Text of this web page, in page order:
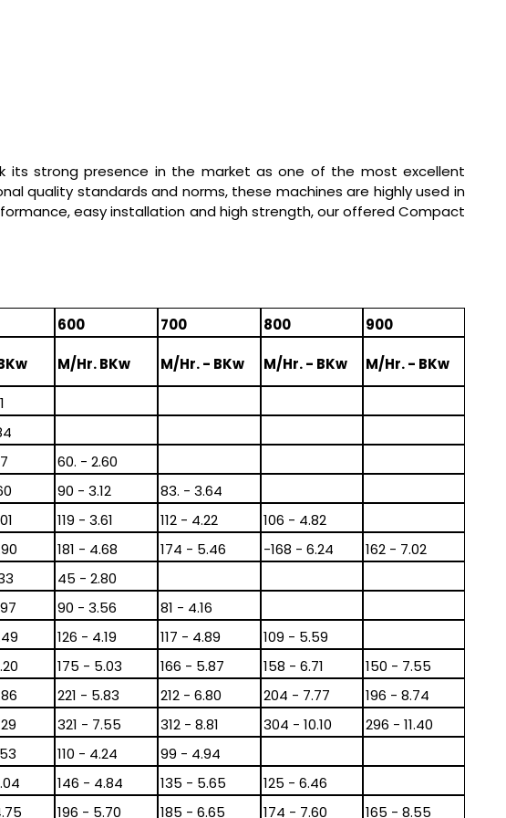
its strong presence in the market as one of the most excellent
quality standards and norms, these machines are highly used in
easy installation and high strength, our offered Compact
600 700 800
900
M/Hr. BKw M/Hr. - BKw M/Hr. - BKw M/Hr. - BKw
60. - 2.60
90 - 3.12
83. - 3.64
119 - 3.61 112 - 4.22
106 - 4.82
181 - 4.68 174 - 5.46 -168 - 6.24 162 - 7.02
45 - 2.80
90 - 3.56
81 - 4.16
126 - 4.19 117 - 4.89
109 - 5.59
175 - 5.03 166 - 5.87 158 - 6.71
150 - 7.55
221 - 5.83 212 - 6.80 204 - 7.77
196 - 8.74
321 - 7.55 312 - 8.81 304 - 10.10 296 - 11.40
110 - 4.24
99 - 4.94
146 - 4.84 135 - 5.65
125 - 6.46
196 - 5.70 185 - 6.65 174 - 7.60 165 - 8.55